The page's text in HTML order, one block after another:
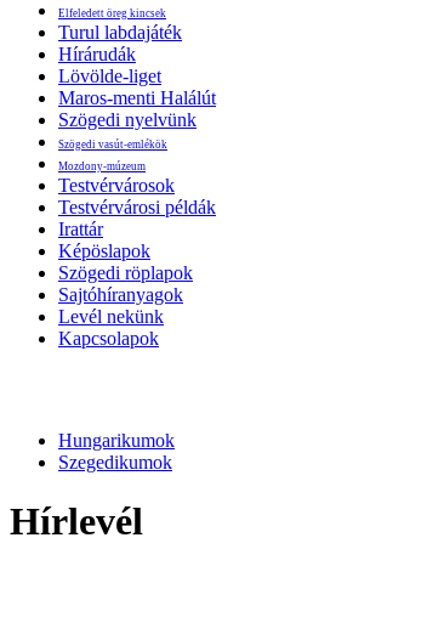
Elfeledett öreg kincsek
Turul labdajáték
Hírárudák
Lövölde-liget
Maros-menti Halálút
Szögedi nyelvünk
Szögedi vasút-emlékök
Mozdony-múzeum
Testvérvárosok
Testvérvárosi példák
Irattár
Képöslapok
Szögedi röplapok
Sajtóhíranyagok
Levél nekünk
Kapcsolapok
Hungarikumok
Szegedikumok
Hírlevél